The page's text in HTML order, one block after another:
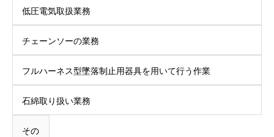
低圧電気取扱業務
チェーンソーの業務
フルハーネス型墜落制止用器具を用いて行う作業
石綿取り扱い業務
その